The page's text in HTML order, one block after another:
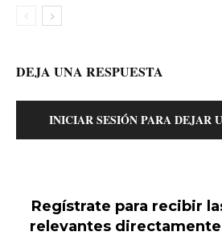
DEJA UNA RESPUESTA
INICIAR SESIÓN PARA DEJAR
Regístrate para recibir
relevantes